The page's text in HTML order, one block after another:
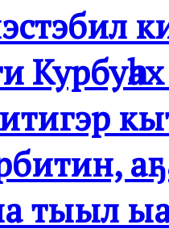
тыыл